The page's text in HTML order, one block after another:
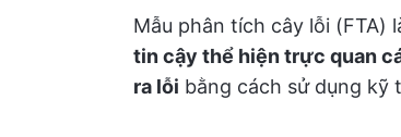
Mẫu phân tích cây lỗi (FTA)
tin cậy thể hiện trực quan
ra lỗi bằng cách sử dụng kỹ